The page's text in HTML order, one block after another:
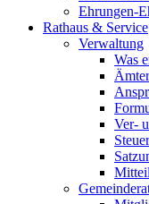
Ehrungen-
Rathaus & Service
Verwaltung
Was
Ämter
Ver-